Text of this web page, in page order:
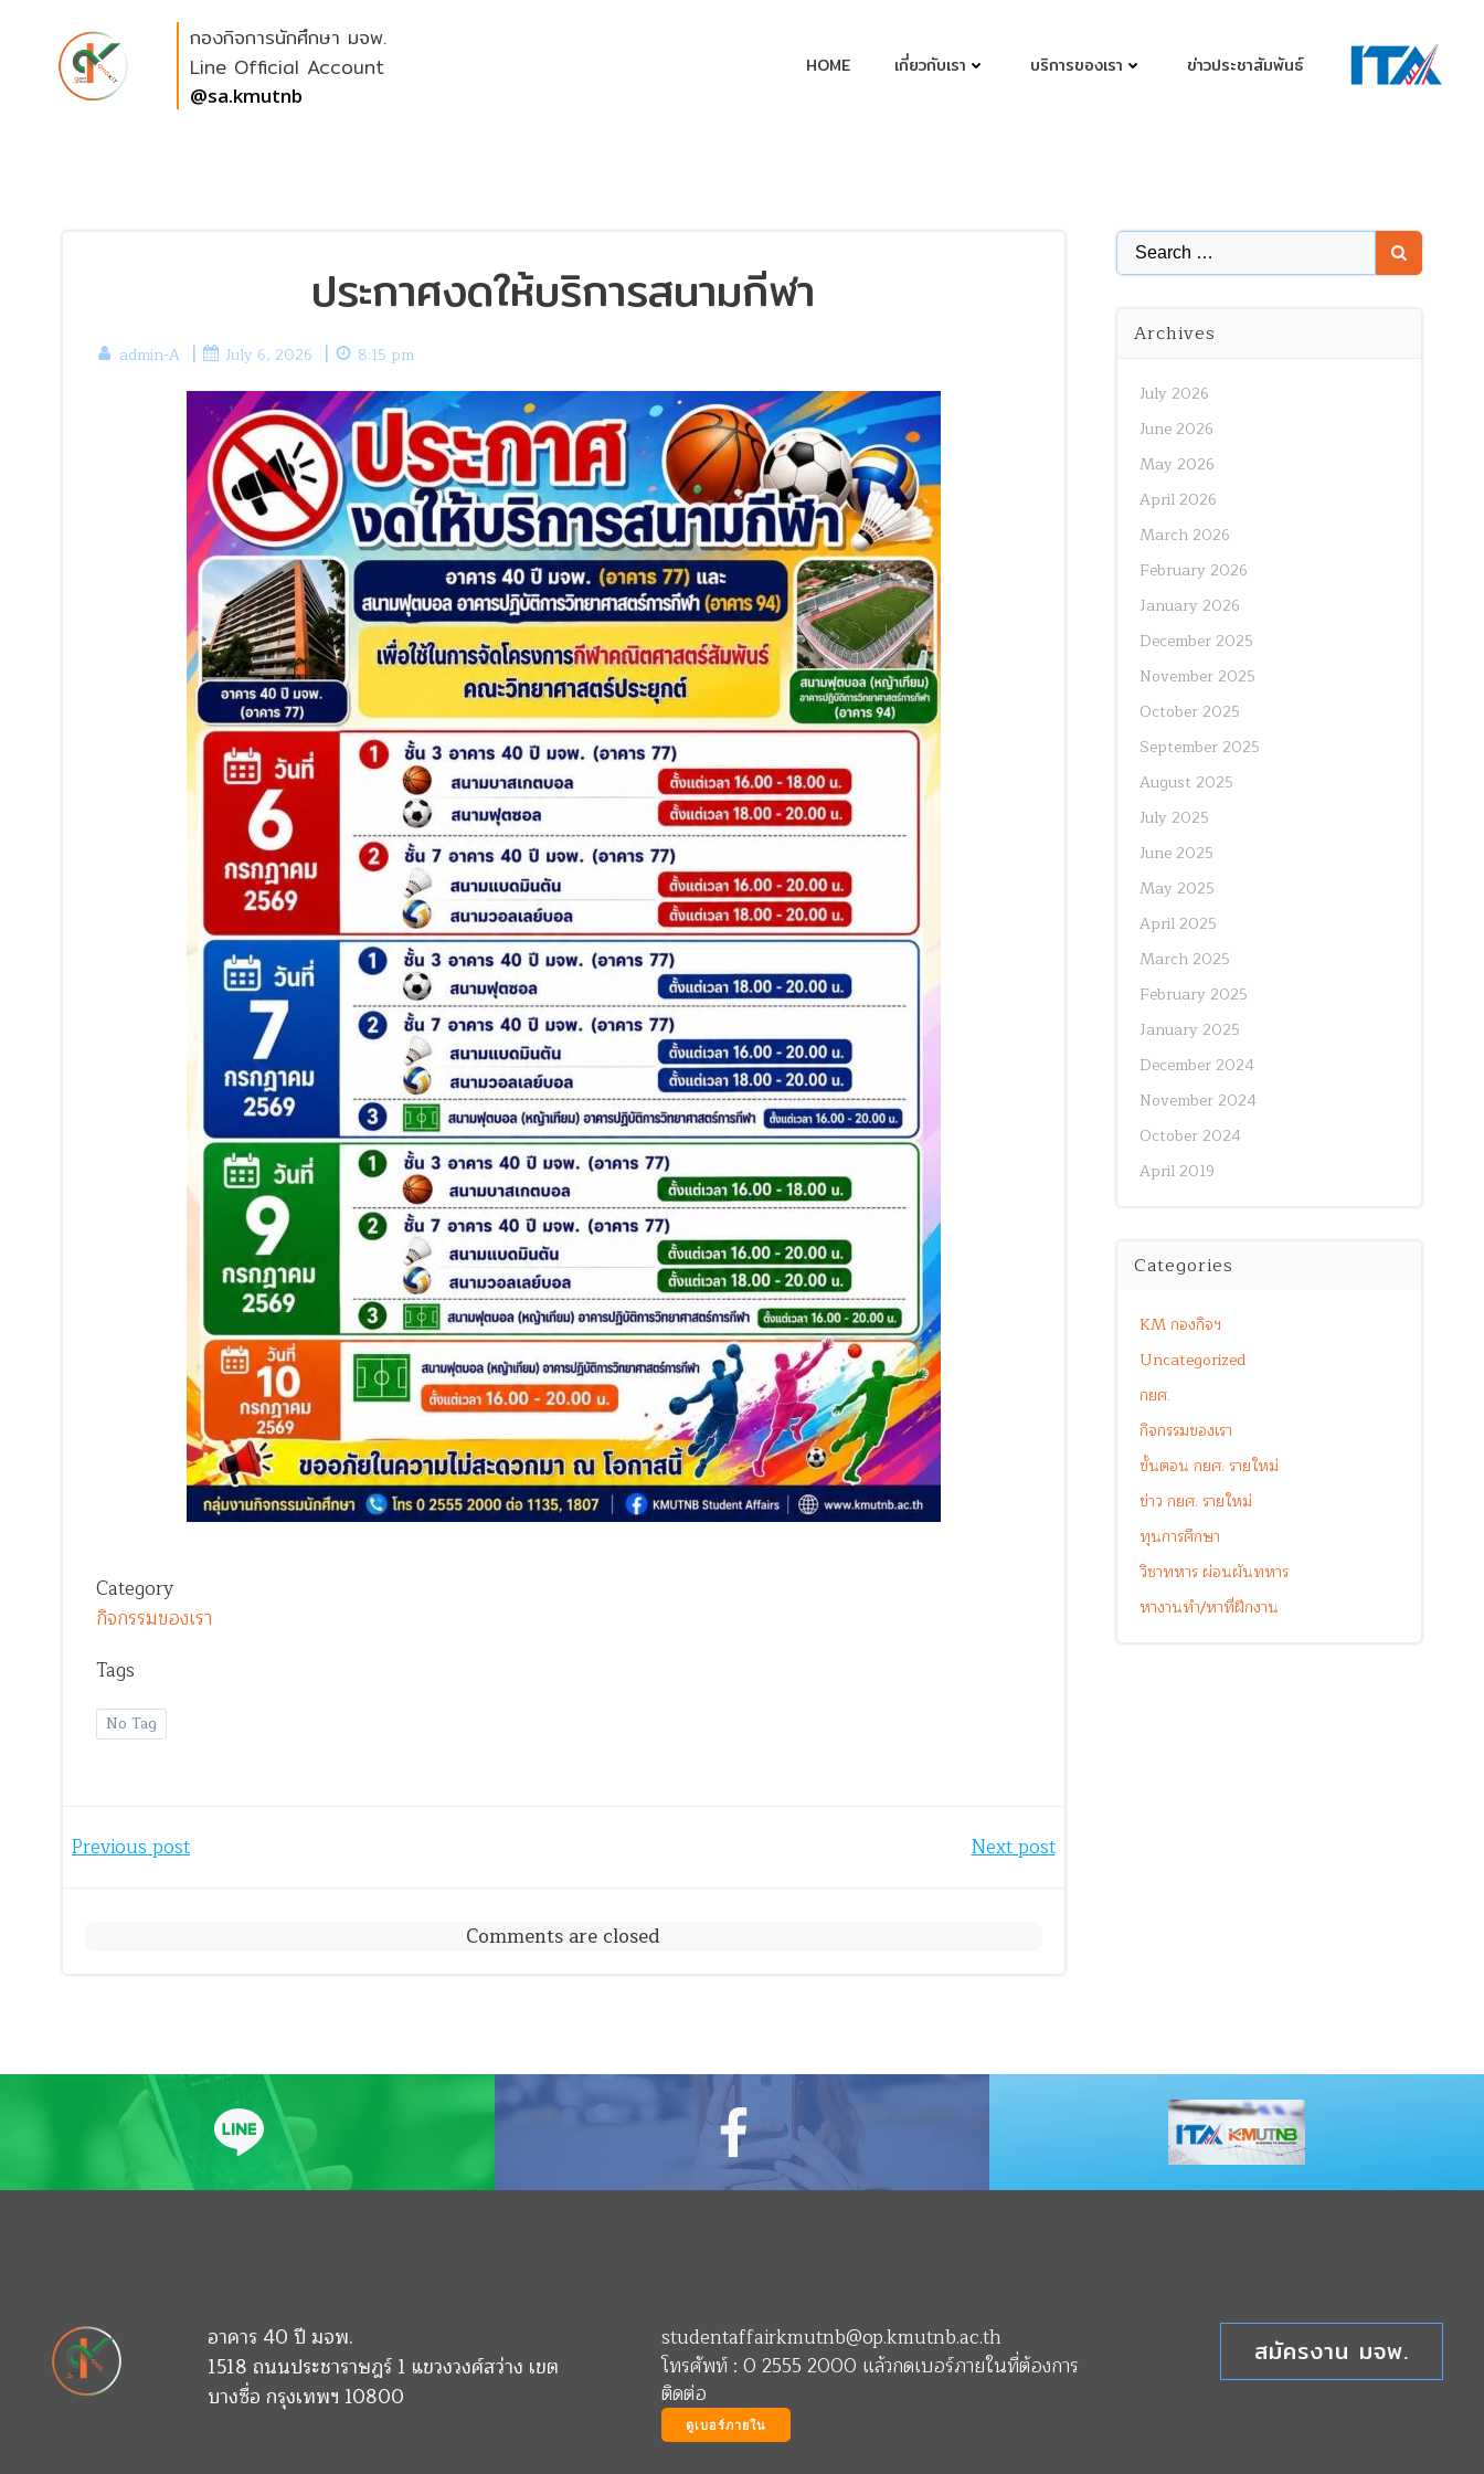
content
กองกิจการนักศึกษา มจพ.
Line Official Account
@sa.kmutnb
HOME เกี่ยวกับเรา บริการของเรา ข่าวประชาสัมพันธ์
ประกาศงดให้บริการสนามกีฬา
admin-A | July 6, 2026 | 8:15 pm
Category
กิจกรรมของเรา
Tags
No Tag
Post
Previous post
navigation
Next post
Comments are closed
Search
for:
Archives
July 2026
June 2026
May 2026
April 2026
March 2026
February 2026
January 2026
December 2025
November 2025
October 2025
September 2025
August 2025
July 2025
June 2025
May 2025
April 2025
March 2025
February 2025
January 2025
December 2024
November 2024
October 2024
April 2019
Categories
KM กองกิจฯ
Uncategorized
กยศ.
กิจกรรมของเรา
ขั้นตอน กยศ. รายใหม่
ข่าว กยศ. รายใหม่
ทุนการศึกษา
วิชาทหาร ผ่อนผันทหาร
หางานทำ/หาที่ฝึกงาน
อาคาร 40 ปี มจพ.
1518 ถนนประชาราษฎร์ 1 แขวงวงศ์สว่าง เขต
บางซื่อ กรุงเทพฯ 10800
studentaffairkmutnb@op.kmutnb.ac.th
โทรศัพท์ : 0 2555 2000 แล้วกดเบอร์ภายในที่ต้องการ
ติดต่อ
ดูเบอร์ภายใน
สมัครงาน มจพ.